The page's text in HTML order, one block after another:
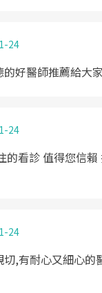
張醫師主動說出
見到張醫師我感動到
的
父親在西醫
性器官衰竭去世 後續因
24
好醫師推薦給大
24
的看診 值得您信
24
,有耐心又細心的